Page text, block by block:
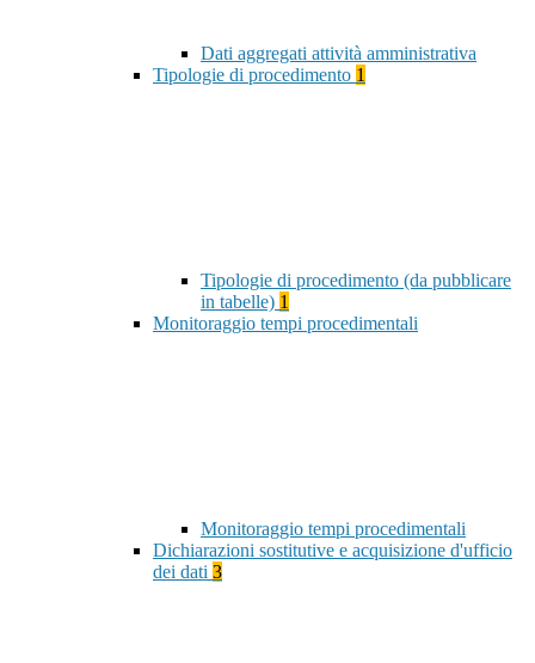
Dati aggregati attività amministrativa
Tipologie di procedimento 1
Tipologie di procedimento (da pubblicare
in tabelle) 1
Monitoraggio tempi procedimentali
Monitoraggio tempi procedimentali
Dichiarazioni sostitutive e acquisizione d'ufficio
dei dati 3